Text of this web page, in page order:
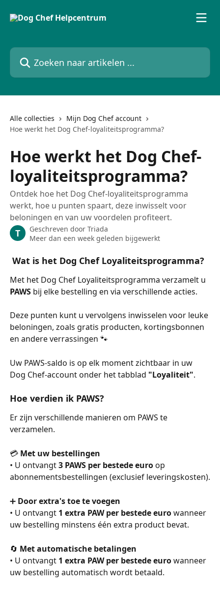
Zoeken naar artikelen ...
Alle collecties
Mijn Dog Chef account
Hoe werkt het Dog Chef-loyaliteitsprogramma?
Hoe werkt het Dog Chef-
loyaliteitsprogramma?
Ontdek hoe het Dog Chef-loyaliteitsprogramma
werkt, hoe u punten spaart, deze inwisselt voor
beloningen en van uw voordelen profiteert.
T Geschreven door Triada
Meer dan een week geleden bijgewerkt
Wat is het Dog Chef Loyaliteitsprogramma?
Met het Dog Chef Loyaliteitsprogramma verzamelt u
PAWS bij elke bestelling en via verschillende acties.
Deze punten kunt u vervolgens inwisselen voor leuke
beloningen, zoals gratis producten, kortingsbonnen
en andere verrassingen 🐾
Uw PAWS-saldo is op elk moment zichtbaar in uw
Dog Chef-account onder het tabblad "Loyaliteit".
Hoe verdien ik PAWS?
Er zijn verschillende manieren om PAWS te
verzamelen.
💳 Met uw bestellingen
• U ontvangt 3 PAWS per bestede euro op
abonnementsbestellingen (exclusief leveringskosten).
➕ Door extra's toe te voegen
• U ontvangt 1 extra PAW per bestede euro wanneer
uw bestelling minstens één extra product bevat.
🔄 Met automatische betalingen
• U ontvangt 1 extra PAW per bestede euro wanneer
uw bestelling automatisch wordt betaald.